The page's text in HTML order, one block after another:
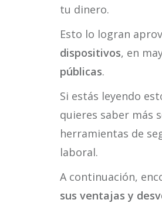
tu dinero.
Esto lo logran
dispositivos, en
públicas.
Si estás leyendo
quieres saber más
herramientas de
laboral.
A continuación,
sus ventajas y